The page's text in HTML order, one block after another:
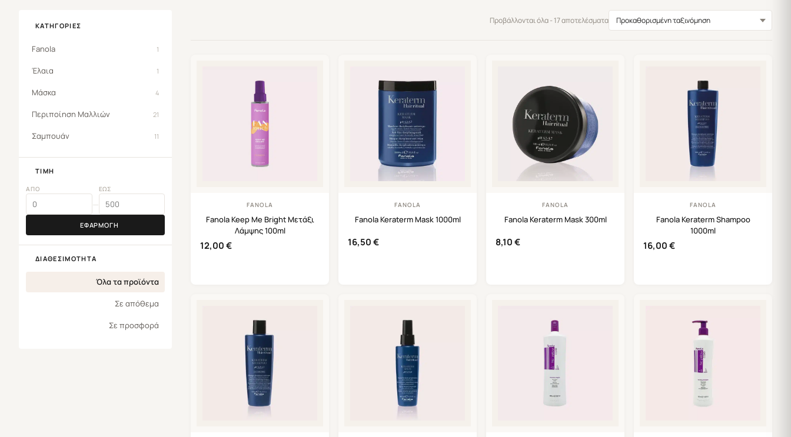
ΚΑΤΗΓΟΡΊΕΣ
Fanola 1
Έλαια 1
Μάσκα 4
Περιποίηση Μαλλιών 21
Σαμπουάν 11
ΤΙΜΉ
ΑΠΌ
—
ΈΩΣ
ΕΦΑΡΜΟΓΉ
ΔΙΑΘΕΣΙΜΌΤΗΤΑ
Όλα τα προϊόντα
Σε απόθεμα
Σε προσφορά
Προβάλλονται όλα - 17 αποτελέσματα
FANOLA
Fanola Keep Me Bright Μετάξι
Λάμψης 100ml
12,00€
FANOLA
Fanola Keraterm Mask 1000ml
16,50€
FANOLA
Fanola Keraterm Mask 300ml
8,10€
FANOLA
Fanola Keraterm Shampoo
1000ml
16,00€